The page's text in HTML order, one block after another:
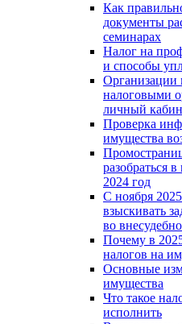
Как
документы
семинарах
Налог на
и способы
Организации
налоговыми
личный
Проверка
имущества
разобраться
2024 год
С ноября
взыскивать
во
Почему в
налогов на
Основные
имущества
Что такое
исполнить